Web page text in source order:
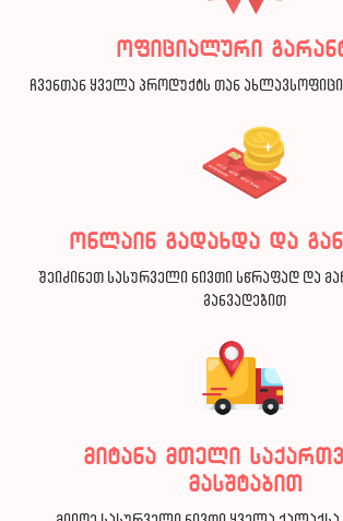
ოფიციალური
ჩვენთან ყველა პროდუქტს თან
ონლაინ გადახდა და
შეიძინეთ სასურველი ნივთი სწრაფად და
განვადებით
მიტანა მთელი
მასშტაბით